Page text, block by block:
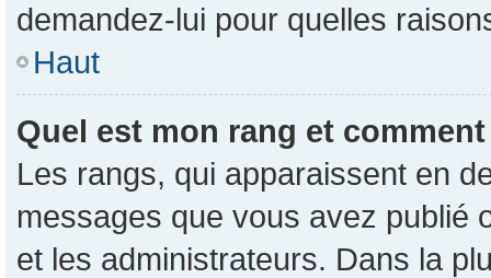
demandez-lui pour quelles
Haut
Quel est mon rang et
Les rangs, qui apparaissent en
messages que vous avez publié
et les administrateurs. Dans la